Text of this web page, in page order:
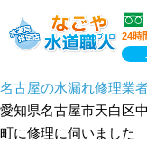
24時
名古屋の水漏れ修理業
愛知県名古屋市天白区
町に修理に伺いました